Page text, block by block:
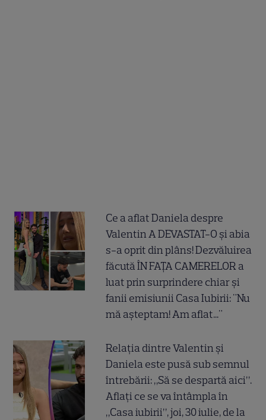
Ce a aflat Daniela despre
Valentin A DEVASTAT-O și abia
s-a oprit din plâns! Dezvăluirea
făcută ÎN FAȚA CAMERELOR a
luat prin surprindere chiar și
fanii emisiunii Casa Iubirii: "Nu
mă așteptam! Am aflat..."
Relația dintre Valentin și
Daniela este pusă sub semnul
întrebării: „Să se despartă aici”.
Aflați ce se va întâmpla în
„Casa iubirii”, joi, 30 iulie, de la